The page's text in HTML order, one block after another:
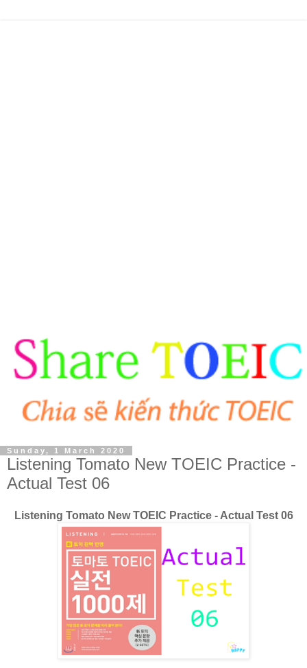
Sunday, 1 March 2020
Listening Tomato New TOEIC Practice -
Actual Test 06
Listening Tomato New TOEIC Practice - Actual Test 06